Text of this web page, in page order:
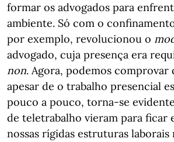
formar os advogados para
ambiente. Só com o
por exemplo, revolucionou o
advogado, cuja presença era
non. Agora, podemos comprovar
apesar de o trabalho presencial
pouco a pouco, torna-se
de teletrabalho vieram para ficar
nossas rígidas estruturas laborais